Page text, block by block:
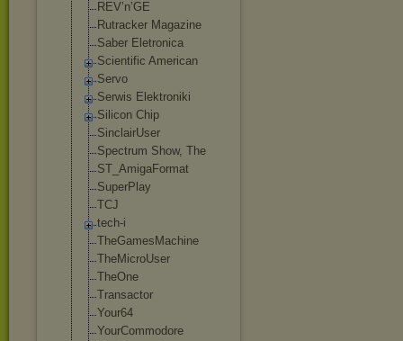
REV’n’GE
Rutracker Magazine
Saber Eletronica
Scientific American
Servo
Serwis Elektroniki
Silicon Chip
SinclairUser
Spectrum Show, The
ST_AmigaFormat
SuperPlay
TCJ
tech-i
TheGamesMachine
TheMicroUser
TheOne
Transactor
Your64
YourCommodore